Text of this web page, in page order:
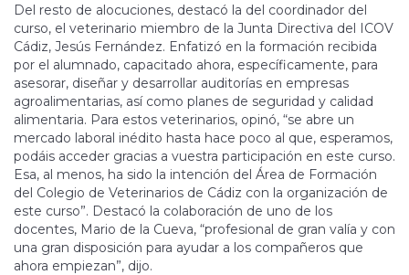
Del resto de alocuciones, destacó la del coordinador del
curso, el veterinario miembro de la Junta Directiva del ICOV
Cádiz, Jesús Fernández. Enfatizó en la formación recibida
por el alumnado, capacitado ahora, específicamente, para
asesorar, diseñar y desarrollar auditorías en empresas
agroalimentarias, así como planes de seguridad y calidad
alimentaria. Para estos veterinarios, opinó, “se abre un
mercado laboral inédito hasta hace poco al que, esperamos,
podáis acceder gracias a vuestra participación en este curso.
Esa, al menos, ha sido la intención del Área de Formación
del Colegio de Veterinarios de Cádiz con la organización de
este curso”. Destacó la colaboración de uno de los
docentes, Mario de la Cueva, “profesional de gran valía y con
una gran disposición para ayudar a los compañeros que
ahora empiezan”, dijo.